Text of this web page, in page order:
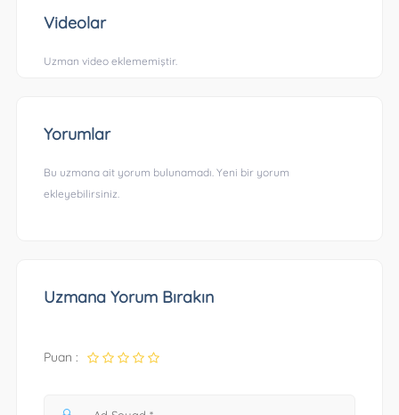
Videolar
Uzman video eklememiştir.
Yorumlar
Bu uzmana ait yorum bulunamadı. Yeni bir yorum
ekleyebilirsiniz.
Uzmana Yorum Bırakın
Puan :